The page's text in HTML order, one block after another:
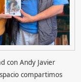
con Andy Javier
compartimos